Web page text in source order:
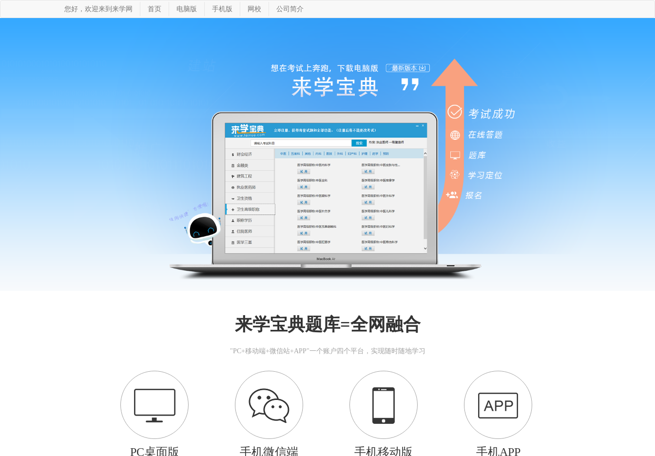
您好，欢迎来到来学网 首页 电脑版 手机版 网校 公司简介
来学宝典题库=全网融合
"PC+移动端+微信站+APP"一个账户四个平台，实现随时随地学习
PC桌面版 手机微信端 手机移动版 手机APP